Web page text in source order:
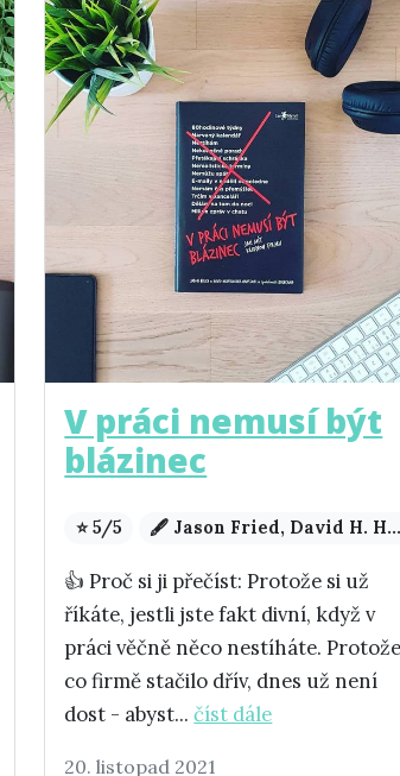
V práci nemusí být
blázinec
⭐ 5/5 🖋️ Jason Fried, David H. H...
👍 Proč si ji přečíst: Protože si už
říkáte, jestli jste fakt divní, když v
práci věčně něco nestíháte. Protože
co firmě stačilo dřív, dnes už není
dost - abyst...číst dále
20. listopad 2021